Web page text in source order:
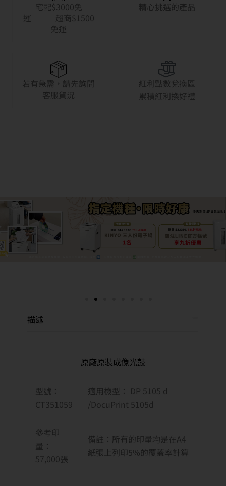
宅配$3000免
運 超商$1500
免運
精心挑選的產品
若有急需，請先詢問
客服貨況
紅利點數兌換區
累積紅利換好禮
描述
原廠原裝成像光鼓
型號：
CT351059
適用機型： DP 5105 d
/DocuPrint 5105d
參考印
量：
57,000張
備註：所有的印量均是在A4
紙張上列印5%的覆蓋率計算